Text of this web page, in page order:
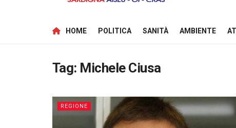
HOME POLITICA SANITÀ AMBIENTE
Tag: Michele Ciusa
REGIONE